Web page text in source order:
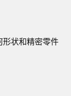
形状和精密零件